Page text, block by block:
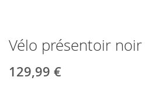
Skip
to
the
beginning
Vélo présentoir noir
129,99 €